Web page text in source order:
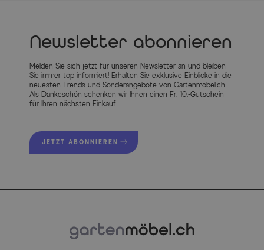
Newsletter abonnieren
Melden Sie sich jetzt für unseren Newsletter an und bleiben
Sie immer top informiert! Erhalten Sie exklusive Einblicke in die
neuesten Trends und Sonderangebote von Gartenmöbel.ch.
Als Dankeschön schenken wir Ihnen einen Fr. 10.-Gutschein
für Ihren nächsten Einkauf.
JETZT ABONNIEREN